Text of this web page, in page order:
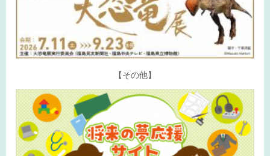
【その他】